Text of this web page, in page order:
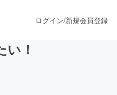
ログイン/新規会員登録
！